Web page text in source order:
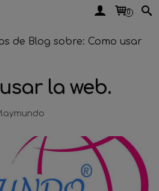
0
de Blog sobre: Como usar
la web.